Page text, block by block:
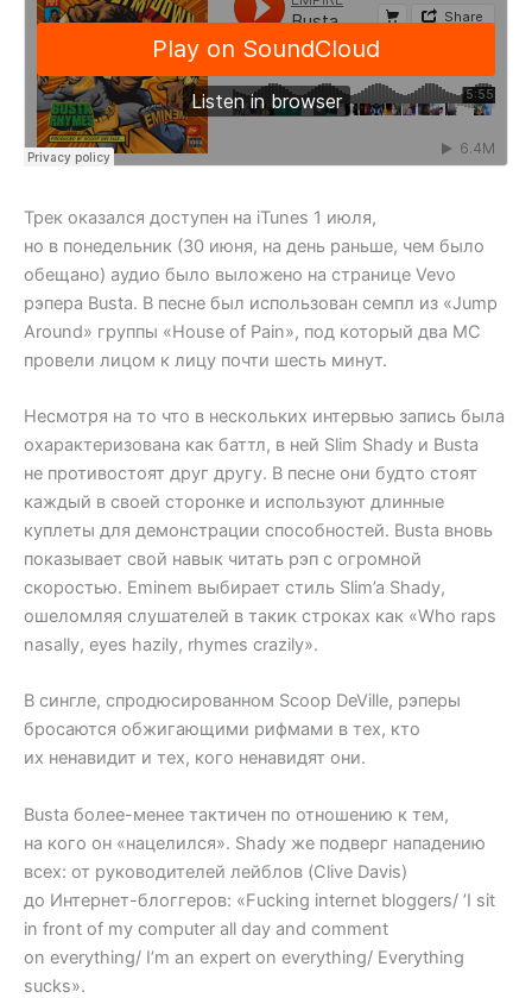
Трек оказался доступен на iTunes 1 июля,
но в понедельник (30 июня, на день раньше, чем было
обещано) аудио было выложено на странице Vevo
рэпера Busta. В песне был использован семпл из «Jump
Around» группы «House of Pain», под который два MC
провели лицом к лицу почти шесть минут.
Несмотря на то что в нескольких интервью запись была
охарактеризована как баттл, в ней Slim Shady и Busta
не противостоят друг другу. В песне они будто стоят
каждый в своей сторонке и используют длинные
куплеты для демонстрации способностей. Busta вновь
показывает свой навык читать рэп с огромной
скоростью. Eminem выбирает стиль Slim’a Shady,
ошеломляя слушателей в такик строках как «Who raps
nasally, eyes hazily, rhymes crazily».
В сингле, спродюсированном Scoop DeVille, рэперы
бросаются обжигающими рифмами в тех, кто
их ненавидит и тех, кого ненавидят они.
Busta более-менее тактичен по отношению к тем,
на кого он «нацелился». Shady же подверг нападению
всех: от руководителей лейблов (Clive Davis)
до Интернет-блоггеров: «Fucking internet bloggers/ ’I sit
in front of my computer all day and comment
on everything/ I’m an expert on everything/ Everything
sucks».